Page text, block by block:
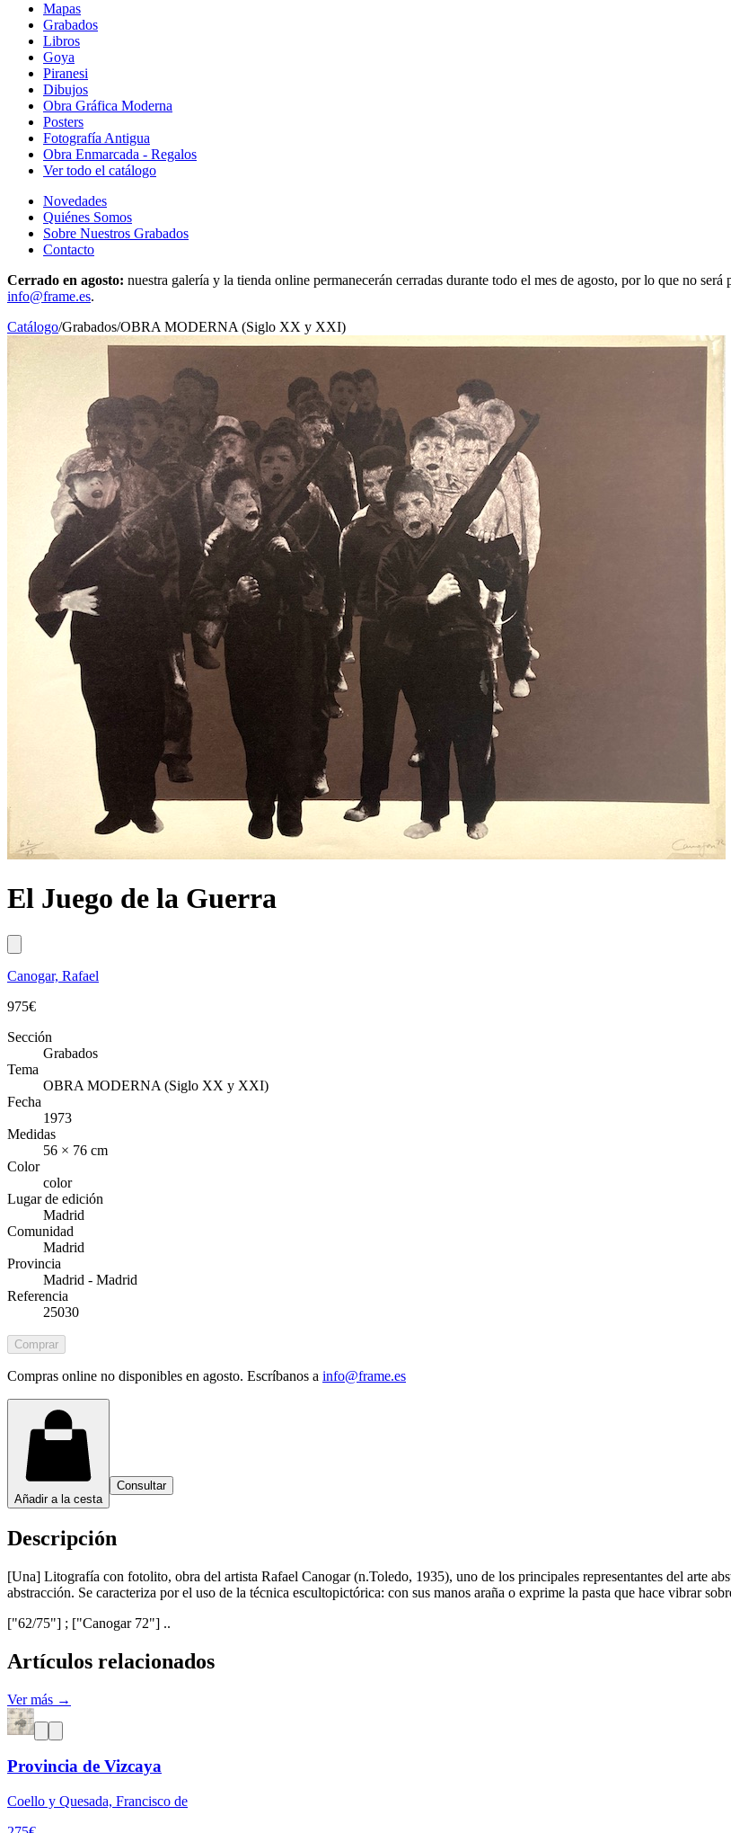
Mapas
Grabados
Libros
Goya
Piranesi
Dibujos
Obra Gráfica Moderna
Posters
Fotografía Antigua
Obra Enmarcada - Regalos
Ver todo el catálogo
Novedades
Quiénes Somos
Sobre Nuestros Grabados
Contacto
Cerrado en agosto: nuestra galería y la tienda online permanecerán cerradas durante todo el mes de agosto, por lo que no
info@frame.es.
Catálogo/Grabados/OBRA MODERNA (Siglo XX y XXI)
El Juego de la Guerra
Canogar, Rafael
975€
Sección
Grabados
Tema
OBRA MODERNA (Siglo XX y XXI)
Fecha
1973
Medidas
56 × 76 cm
Color
color
Lugar de edición
Madrid
Comunidad
Madrid
Provincia
Madrid - Madrid
Referencia
25030
Comprar
Compras online no disponibles en agosto. Escríbanos a info@frame.es
Añadir a la cesta
Consultar
Descripción
[Una] Litografía con fotolito, obra del artista Rafael Canogar (n.Toledo, 1935), uno de los principales representantes del arte
abstracción. Se caracteriza por el uso de la técnica escultopictórica: con sus manos araña o exprime la pasta que hace vibrar
["62/75"] ; ["Canogar 72"] ..
Artículos relacionados
Ver más →
Provincia de Vizcaya
Coello y Quesada, Francisco de